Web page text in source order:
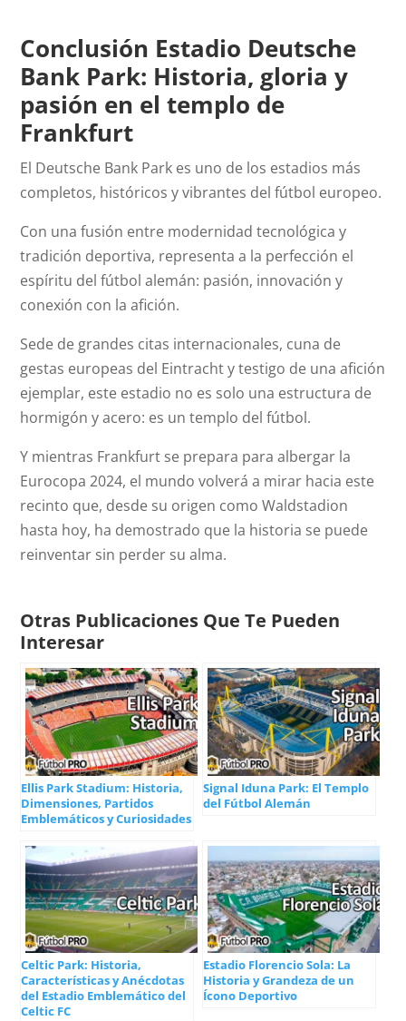
Conclusión Estadio Deutsche
Bank Park: Historia, gloria y
pasión en el templo de
Frankfurt
El Deutsche Bank Park es uno de los estadios más
completos, históricos y vibrantes del fútbol europeo.
Con una fusión entre modernidad tecnológica y
tradición deportiva, representa a la perfección el
espíritu del fútbol alemán: pasión, innovación y
conexión con la afición.
Sede de grandes citas internacionales, cuna de
gestas europeas del Eintracht y testigo de una afición
ejemplar, este estadio no es solo una estructura de
hormigón y acero: es un templo del fútbol.
Y mientras Frankfurt se prepara para albergar la
Eurocopa 2024, el mundo volverá a mirar hacia este
recinto que, desde su origen como Waldstadion
hasta hoy, ha demostrado que la historia se puede
reinventar sin perder su alma.
Otras Publicaciones Que Te Pueden
Interesar
Ellis Park Stadium: Historia,
Dimensiones, Partidos
Emblemáticos y Curiosidades
Signal Iduna Park: El Templo
del Fútbol Alemán
Celtic Park: Historia,
Características y Anécdotas
del Estadio Emblemático del
Celtic FC
Estadio Florencio Sola: La
Historia y Grandeza de un
Ícono Deportivo